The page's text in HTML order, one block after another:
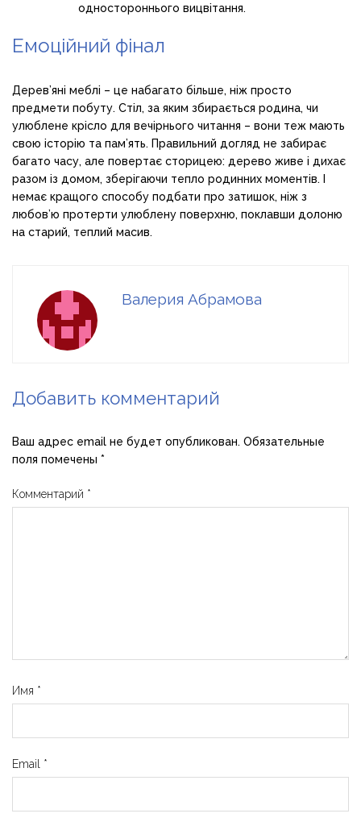
одностороннього вицвітання.
Емоційний фінал
Дерев’яні меблі – це набагато більше, ніж просто
предмети побуту. Стіл, за яким збирається родина, чи
улюблене крісло для вечірнього читання – вони теж мають
свою історію та пам’ять. Правильний догляд не забирає
багато часу, але повертає сторицею: дерево живе і дихає
разом із домом, зберігаючи тепло родинних моментів. І
немає кращого способу подбати про затишок, ніж з
любов’ю протерти улюблену поверхню, поклавши долоню
на старий, теплий масив.
Валерия Абрамова
Добавить комментарий
Ваш адрес email не будет опубликован. Обязательные
поля помечены *
Комментарий *
Имя *
Email *